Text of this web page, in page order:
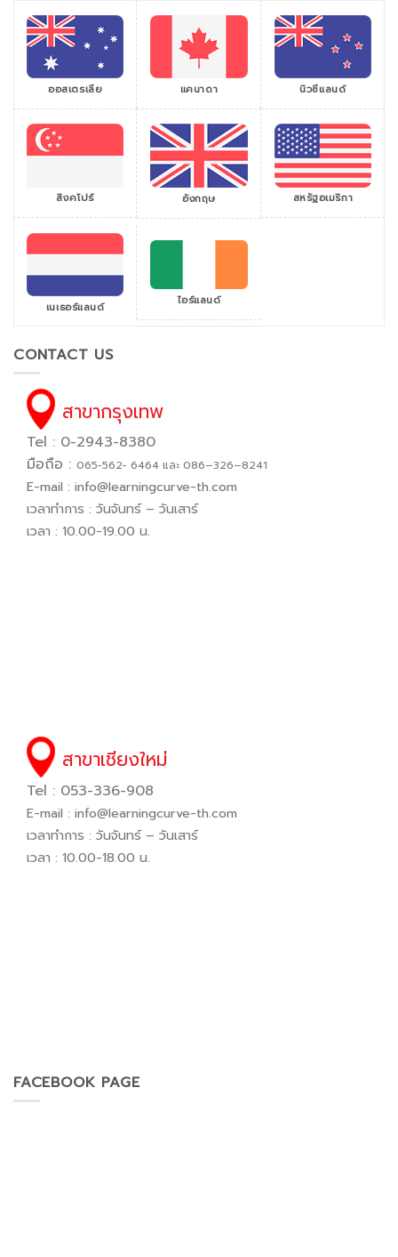
ออสเตรเลีย แคนาดา นิวซีแลนด์
สิงคโปร์ อังกฤษ สหรัฐอเมริกา
เนเธอร์แลนด์ ไอร์แลนด์
CONTACT US
สาขากรุงเทพ
Tel : 0-2943-8380
มือถือ : 065−562− 6464 และ 086–326–8241
E-mail : info@learningcurve-th.com
เวลาทำการ : วันจันทร์ – วันเสาร์
เวลา : 10.00-19.00 น.
สาขาเชียงใหม่
Tel : 053-336-908
E-mail : info@learningcurve-th.com
เวลาทำการ : วันจันทร์ – วันเสาร์
เวลา : 10.00-18.00 น.
FACEBOOK PAGE